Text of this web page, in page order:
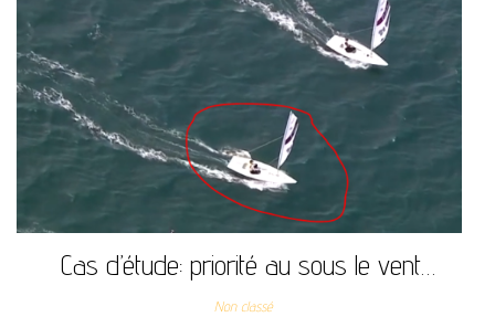
Cas d’étude: priorité au sous le vent…
Non classé